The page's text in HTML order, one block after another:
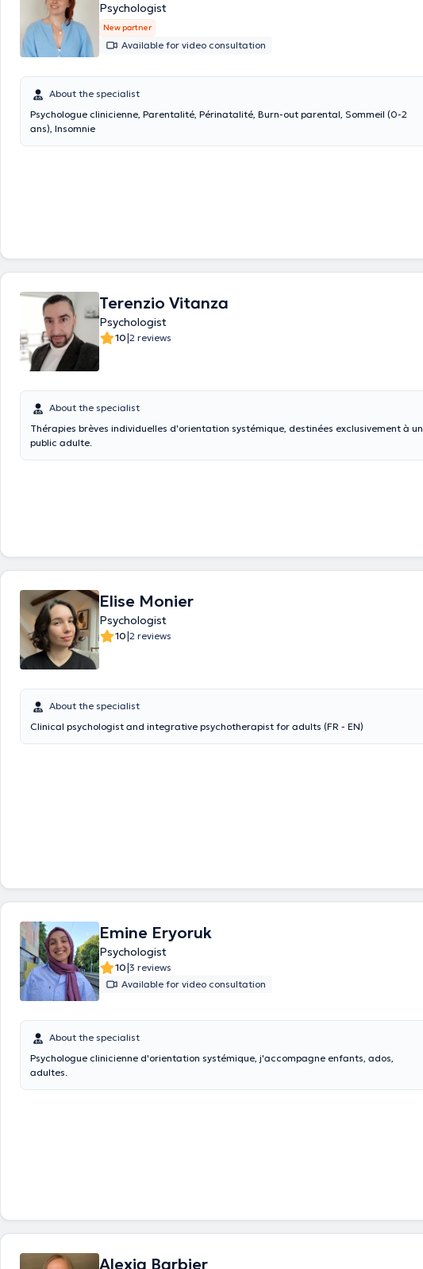
Psychologist
New partner
Available for video consultation
About the specialist
Psychologue clinicienne, Parentalité, Périnatalité, Burn-out parental, Sommeil (0-2
ans), Insomnie
Terenzio Vitanza
Psychologist
10|2 reviews
About the specialist
Thérapies brèves individuelles d'orientation systémique, destinées exclusivement à un
public adulte.
Elise Monier
Psychologist
10|2 reviews
About the specialist
Clinical psychologist and integrative psychotherapist for adults (FR - EN)
Emine Eryoruk
Psychologist
10|3 reviews
Available for video consultation
About the specialist
Psychologue clinicienne d'orientation systémique, j'accompagne enfants, ados,
adultes.
Alexia Barbier